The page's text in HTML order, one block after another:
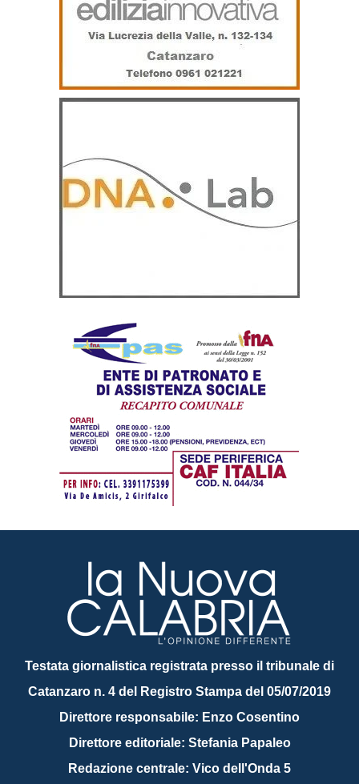
Testata giornalistica registrata presso il tribunale di
Catanzaro n. 4 del Registro Stampa del 05/07/2019
Direttore responsabile: Enzo Cosentino
Direttore editoriale: Stefania Papaleo
Redazione centrale: Vico dell'Onda 5